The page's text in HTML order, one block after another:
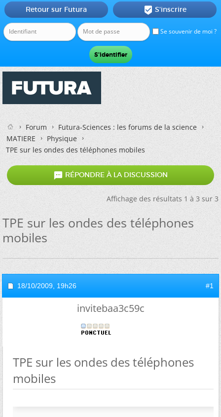
Se souvenir de moi ?
Retour sur Futura  S'inscrire
Forum
Futura-Sciences : les forums de la science
MATIERE
Physique
TPE sur les ondes des téléphones mobiles
 RÉPONDRE À LA DISCUSSION
Affichage des résultats 1 à 3 sur 3
TPE sur les ondes des téléphones
mobiles
18/10/2009, 19h26 #1
invitebaa3c59c
TPE sur les ondes des téléphones
mobiles